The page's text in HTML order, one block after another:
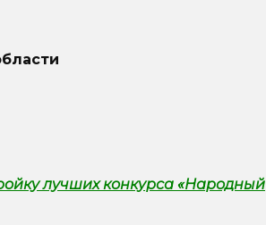
лучших конкурса «Народный